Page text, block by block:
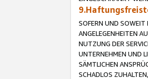
SOFERN UND SOWEIT
ANGELEGENHEITEN
NUTZUNG DER
UNTERNEHMEN UND
SÄMTLICHEN
SCHADLOS